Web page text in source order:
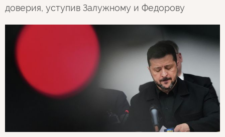
доверия, уступив Залужному и Федорову